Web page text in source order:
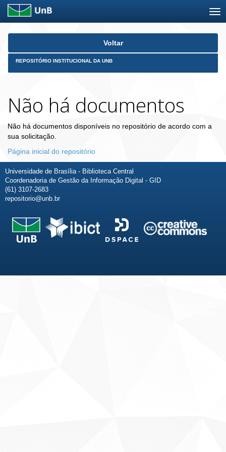
Skip
Voltar
REPOSITÓRIO INSTITUCIONAL DA UNB
Não há documentos
Não há documentos disponíveis no repositório de acordo com a
sua solicitação.
Página inicial do repositório
Universidade de Brasília - Biblioteca Central
Coordenadoria de Gestão da Informação Digital - GID
(61) 3107-2683
repositorio@unb.br